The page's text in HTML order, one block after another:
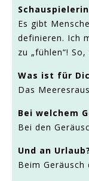
Es gibt
definieren. Ich
zu „fühlen“!
Was ist für
Das
Bei welchem
Bei den
Und an Urlaub?
Beim Geräusch